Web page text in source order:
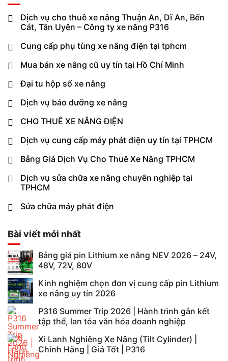
Dịch vụ cho thuê xe nâng Thuận An, Dĩ An, Bến
Cát, Tân Uyên – Công ty xe nâng P316
Cung cấp phụ tùng xe nâng điện tại tphcm
Mua bán xe nâng cũ uy tín tại Hồ Chí Minh
Đại tu hộp số xe nâng
Dịch vụ bảo dưỡng xe nâng
CHO THUÊ XE NÂNG ĐIỆN
Dịch vụ cung cấp máy phát điện uy tín tại TPHCM
Bảng Giá Dịch Vụ Cho Thuê Xe Nâng TPHCM
Dịch vụ sửa chữa xe nâng chuyên nghiệp tại
TPHCM
Sửa chữa máy phát điện
Bài viết mới nhất
Bảng giá pin Lithium xe nâng NEV 2026 – 24V,
48V, 72V, 80V
Kinh nghiệm chọn đơn vị cung cấp pin Lithium
xe nâng uy tín 2026
P316 Summer Trip 2026 | Hành trình gắn kết
tập thể, lan tỏa văn hóa doanh nghiệp
Xi Lanh Nghiêng Xe Nâng (Tilt Cylinder) |
Chính Hãng | Giá Tốt | P316